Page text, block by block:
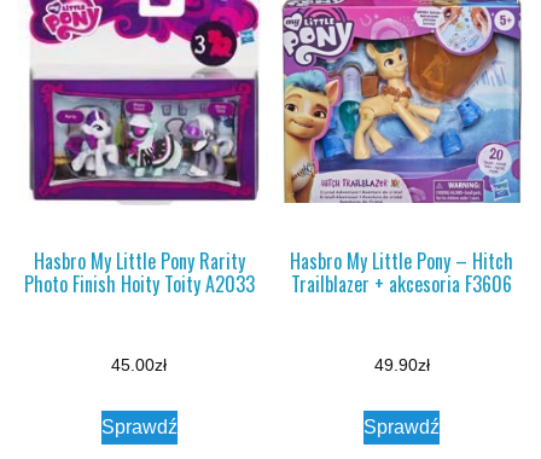
Hasbro My Little Pony Rarity
Photo Finish Hoity Toity A2033
45.00zł
Sprawdź
Hasbro My Little Pony – Hitch
Trailblazer + akcesoria F3606
49.90zł
Sprawdź